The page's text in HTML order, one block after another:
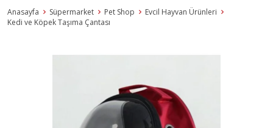
Anasayfa Süpermarket Pet Shop
Evcil Hayvan Ürünleri
Kedi ve Köpek Taşıma Çantası